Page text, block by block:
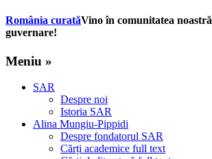
România curatăVino în comunitatea
guvernare!
Meniu »
SAR
Despre noi
Istoria SAR
Alina Mungiu-Pippidi
Despre fondatorul SAR
Cărți academice full text